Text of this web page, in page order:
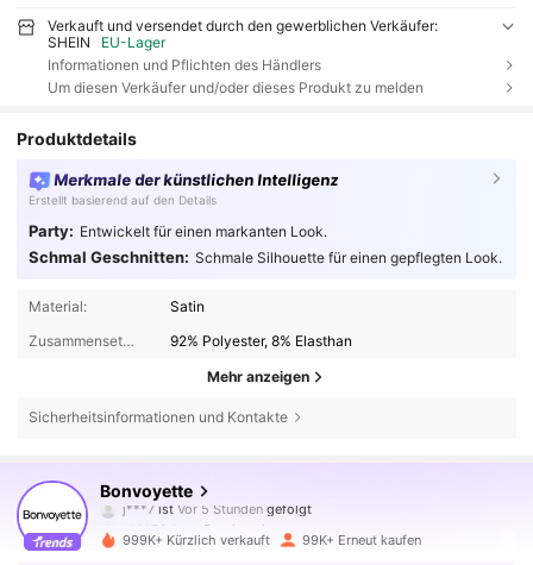
Verkauft und versendet durch den gewerblichen Verkäufer:
SHEIN
EU-Lager
Informationen und Pflichten des Händlers
Um diesen Verkäufer und/oder dieses Produkt zu melden
Produktdetails
Merkmale der künstlichen Intelligenz
Erstellt basierend auf den Details
Party: Entwickelt für einen markanten Look.
Schmal Geschnitten: Schmale Silhouette für einen gepflegten Look.
Material:
Satin
Zusammensetzung:
92% Polyester, 8% Elasthan
Mehr anzeigen
Sicherheitsinformationen und Kontakte
Bonvoyette
n***7 ist am Durchsuchen
4,68
113K Follower
999K+ Kürzlich verkauft 99K+ Erneut kaufen